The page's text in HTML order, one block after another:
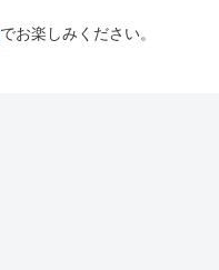
でお楽しみください。